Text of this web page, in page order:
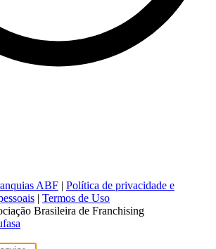
ABF | Política de privacidade e
| Termos de Uso
Brasileira de Franchising